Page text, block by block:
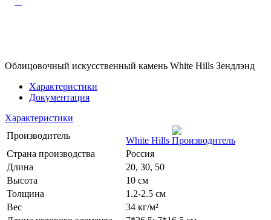
Облицовочный искусственный камень White Hills Зендлэнд
Характеристики
Документация
Характеристики
Производитель
White Hills
Страна производства
Россия
Длина
20, 30, 50
Высота
10 см
Толщина
1.2-2.5 см
Вес
34 кг/м²